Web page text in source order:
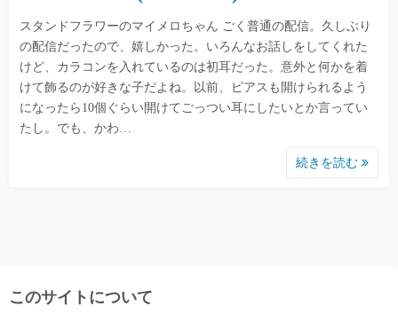
スタンドフラワーのマイメロちゃん ごく普通の配信。久しぶり
の配信だったので、嬉しかった。いろんなお話しをしてくれた
けど、カラコンを入れているのは初耳だった。意外と何かを着
けて飾るのが好きな子だよね。以前、ピアスも開けられるよう
になったら10個ぐらい開けてごっつい耳にしたいとか言ってい
たし。でも、かわ…
続きを読む
このサイトについて